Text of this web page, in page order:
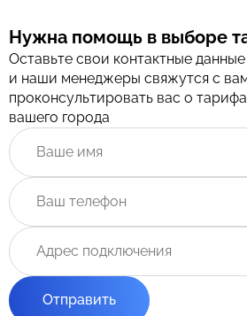
Нужна помощь в выборе
Оставьте свои контактные
и наши менеджеры свяжутся с
проконсультировать вас о
вашего города
Отправить